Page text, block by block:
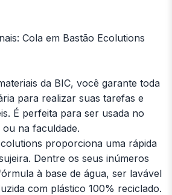
Cola em Bastão Ecolutions
da BIC, você garante toda
para realizar suas tarefas e
É perfeita para ser usada no
na faculdade.
proporciona uma rápida
Dentre os seus inúmeros
à base de água, ser lavável
com plástico 100% reciclado.